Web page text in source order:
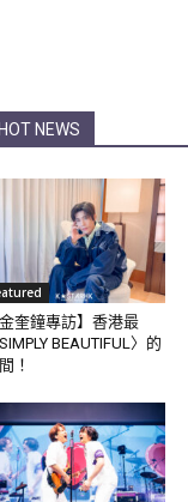
HOT NEWS
金奎鐘專訪】香港最
SIMPLY BEAUTIFUL〉的
！